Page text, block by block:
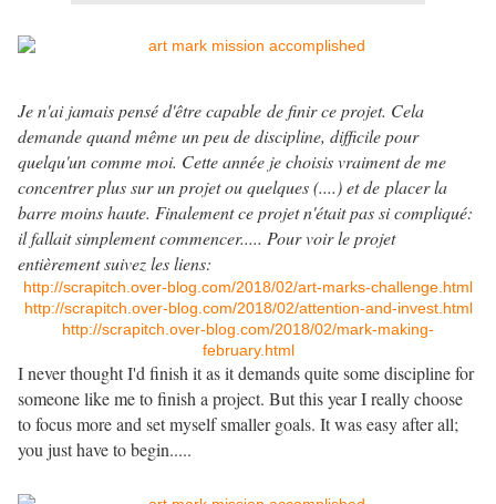
Je n'ai jamais pensé d'être capable de finir ce projet. Cela
demande quand même un peu de discipline, difficile pour
quelqu'un comme moi. Cette année je choisis vraiment de me
concentrer plus sur un projet ou quelques (....) et de placer la
barre moins haute. Finalement ce projet n'était pas si compliqué:
il fallait simplement commencer..... Pour voir le projet
entièrement suivez les liens:
http://scrapitch.over-blog.com/2018/02/art-marks-challenge.html
http://scrapitch.over-blog.com/2018/02/attention-and-invest.html
http://scrapitch.over-blog.com/2018/02/mark-making-
february.html
I never thought I'd finish it as it demands quite some discipline for
someone like me to finish a project. But this year I really choose
to focus more and set myself smaller goals. It was easy after all;
you just have to begin.....